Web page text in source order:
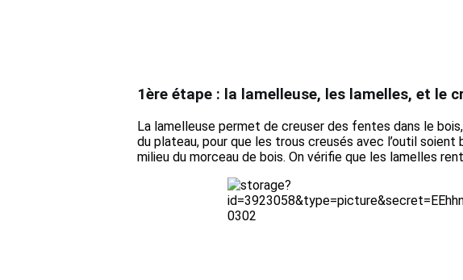
1ère étape : la lamelleuse, les lamelles, et le
La lamelleuse permet de creuser des fentes dans le
du plateau, pour que les trous creusés avec l’outil
milieu du morceau de bois. On vérifie que les lamelles